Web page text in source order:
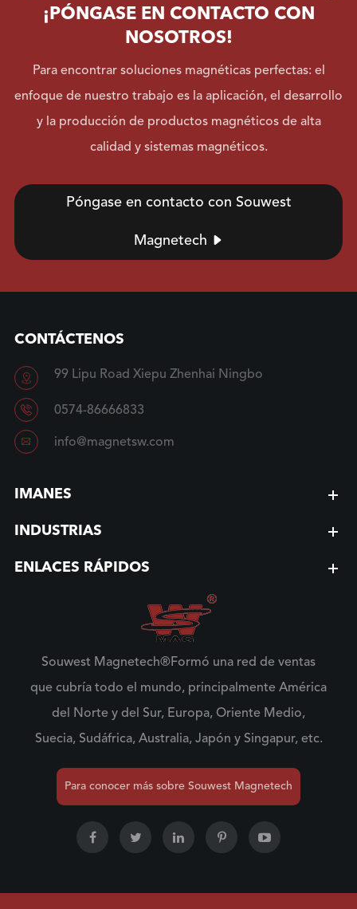
¡PÓNGASE EN CONTACTO CON
NOSOTROS!
Para encontrar soluciones magnéticas perfectas: el
enfoque de nuestro trabajo es la aplicación, el desarrollo
y la producción de productos magnéticos de alta
calidad y sistemas magnéticos.
Póngase en contacto con Souwest
Magnetech 
CONTÁCTENOS
 99 Lipu Road Xiepu Zhenhai Ningbo
 0574-86666833
 info@magnetsw.com
IMANES
INDUSTRIAS
ENLACES RÁPIDOS
Souwest Magnetech®Formó una red de ventas
que cubría todo el mundo, principalmente América
del Norte y del Sur, Europa, Oriente Medio,
Suecia, Sudáfrica, Australia, Japón y Singapur, etc.
Para conocer más sobre Souwest Magnetech